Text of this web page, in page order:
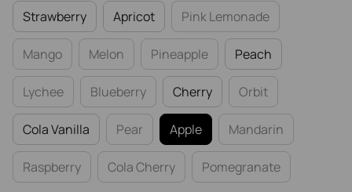
Strawberry Apricot Pink Lemonade
Mango Melon Pineapple Peach
Lychee Blueberry Cherry Orbit
Cola Vanilla Pear Apple Mandarin
Raspberry Cola Cherry Pomegranate